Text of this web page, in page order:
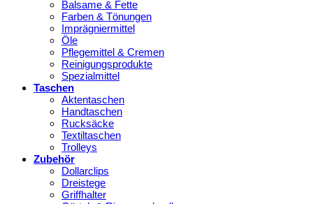
Balsame & Fette
Farben & Tönungen
Imprägniermittel
Öle
Pflegemittel & Cremen
Reinigungsprodukte
Spezialmittel
Taschen
Aktentaschen
Handtaschen
Rucksäcke
Textiltaschen
Trolleys
Zubehör
Dollarclips
Dreistege
Griffhalter